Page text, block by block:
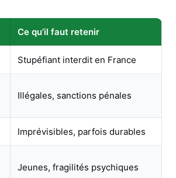
Ce qu’il faut retenir
Stupéfiant interdit en France
Illégales, sanctions pénales
Imprévisibles, parfois durables
Jeunes, fragilités psychiques